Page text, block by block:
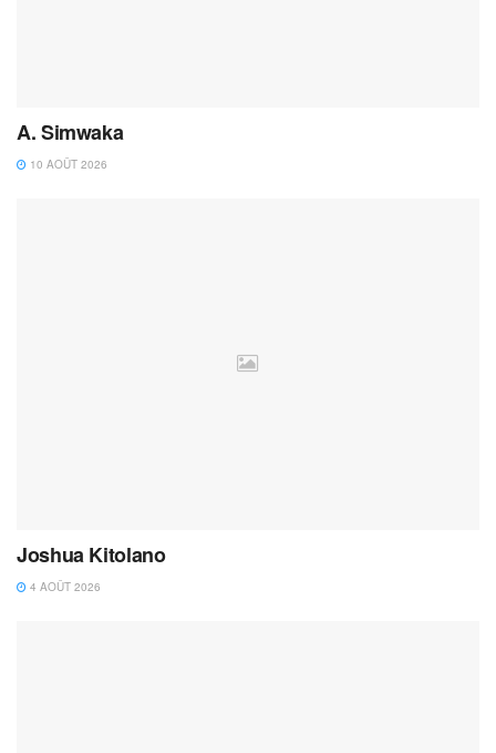
A. Simwaka
10 AOÛT 2026
Joshua Kitolano
4 AOÛT 2026